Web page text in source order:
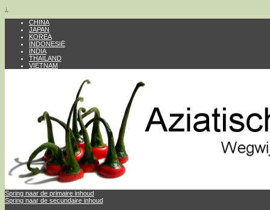
↓
CHINA
JAPAN
KOREA
INDONESIË
INDIA
THAILAND
VIETNAM
Spring naar de primaire inhoud
Spring naar de secundaire inhoud